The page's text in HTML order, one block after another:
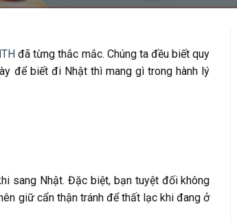
đã từng thắc mắc. Chúng ta đều biết quy
để biết đi Nhật thì mang gì trong hành lý
sang Nhật. Đặc biệt, bạn tuyệt đối không
giữ cẩn thận tránh để thất lạc khi đang ở